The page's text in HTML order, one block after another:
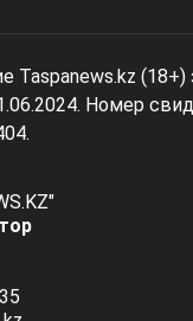
Taspanews.kz (18+)
Номер